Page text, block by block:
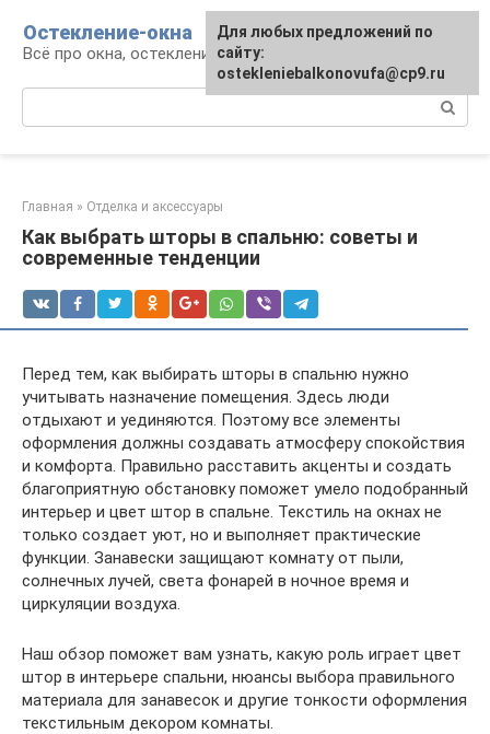
контенту
Остекление-окна
Всё про окна, остекление, балконы и двери
Главная » Отделка и аксессуары
Как выбрать шторы в спальню: советы и
современные тенденции
Перед тем, как выбирать шторы в спальню нужно
учитывать назначение помещения. Здесь люди
отдыхают и уединяются. Поэтому все элементы
оформления должны создавать атмосферу спокойствия
и комфорта. Правильно расставить акценты и создать
благоприятную обстановку поможет умело подобранный
интерьер и цвет штор в спальне. Текстиль на окнах не
только создает уют, но и выполняет практические
функции. Занавески защищают комнату от пыли,
солнечных лучей, света фонарей в ночное время и
циркуляции воздуха.
Наш обзор поможет вам узнать, какую роль играет цвет
штор в интерьере спальни, нюансы выбора правильного
материала для занавесок и другие тонкости оформления
текстильным декором комнаты.
Для любых предложений по
сайту:
ostekleniebalkonovufa@cp9.ru